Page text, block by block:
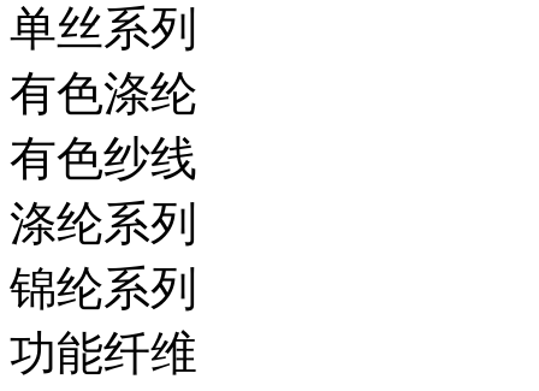
单丝系列
有色涤纶
有色纱线
涤纶系列
锦纶系列
功能纤维